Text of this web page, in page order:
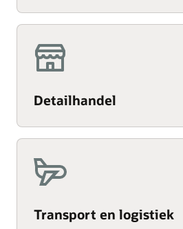
Detailhandel
Transport en logistiek